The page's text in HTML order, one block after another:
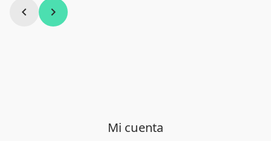
chevron_left chevron_right
Mi cuenta